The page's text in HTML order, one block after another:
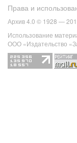
Права и
Архив 4.0 © 1928 —
Использование
ООО «Издательство